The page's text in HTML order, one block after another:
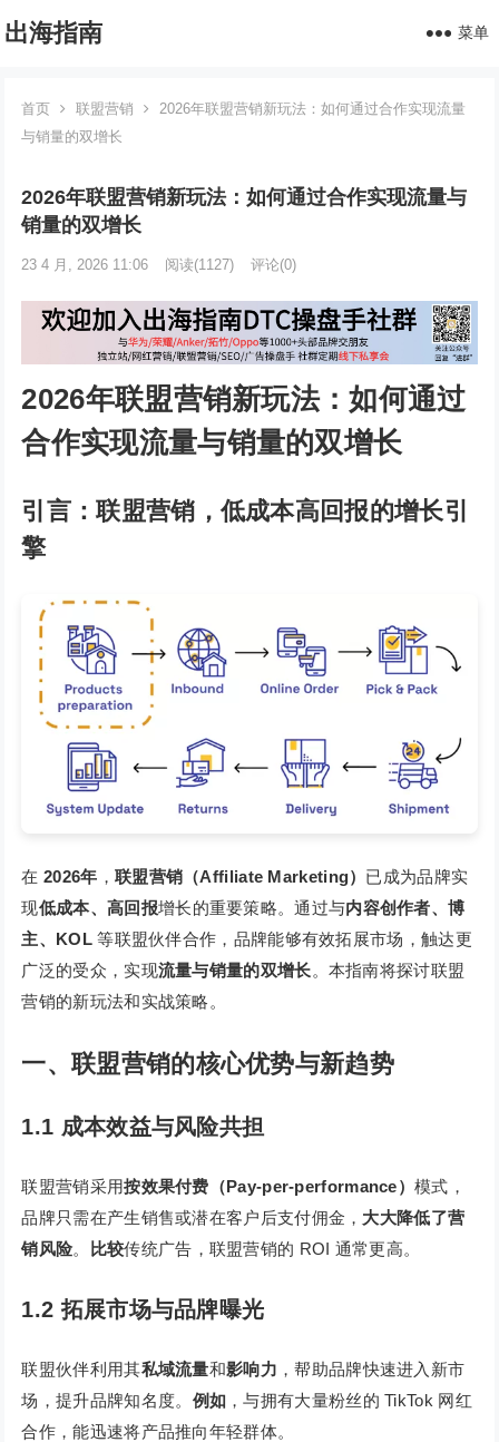
出海指南 菜单
首页 联盟营销
2026年联盟营销新玩法：如何通过合作实现流量
与销量的双增长
2026年联盟营销新玩法：如何通过合作实现流量与
销量的双增长
23 4 月, 2026 11:06 阅读(1127) 评论(0)
2026年联盟营销新玩法：如何通过
合作实现流量与销量的双增长
引言：联盟营销，低成本高回报的增长引
擎
在2026年 ， 联盟营销（Affiliate Marketing） 已成为品牌实
现低成本、高回报增长的重要策略。通过与内容创作者、博
主、KOL等联盟伙伴合作，品牌能够有效拓展市场，触达更
广泛的受众，实现流量与销量的双增长。本指南将探讨联盟
营销的新玩法和实战策略。
一、联盟营销的核心优势与新趋势
1.1 成本效益与风险共担
联盟营销采用按效果付费（Pay-per-performance）模式，
品牌只需在产生销售或潜在客户后支付佣金， 大大降低了营
销风险。 比较传统广告，联盟营销的 ROI 通常更高。
1.2 拓展市场与品牌曝光
联盟伙伴利用其私域流量和影响力 ，帮助品牌快速进入新市
场，提升品牌知名度。 例如 ，与拥有大量粉丝的 TikTok 网红
合作，能迅速将产品推向年轻群体。